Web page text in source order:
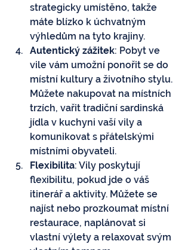
strategicky umístěno, takže
máte blízko k úchvatným
výhledům na tyto krajiny.
Autentický zážitek: Pobyt ve
vile vám umožní ponořit se do
místní kultury a životního stylu.
Můžete nakupovat na místních
trzích, vařit tradiční sardinská
jídla v kuchyni vaší vily a
komunikovat s přátelskými
místními obyvateli.
Flexibilita: Vily poskytují
flexibilitu, pokud jde o váš
itinerář a aktivity. Můžete se
najíst nebo prozkoumat místní
restaurace, naplánovat si
vlastní výlety a relaxovat svým